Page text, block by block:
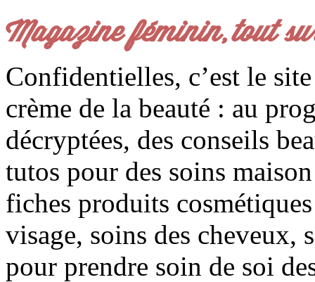
Magazine féminin, tout
Confidentielles, c’est le
crème de la beauté : au
décryptées, des conseils
tutos pour des soins
fiches produits
visage, soins des cheveux,
pour prendre soin de soi